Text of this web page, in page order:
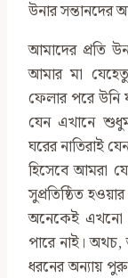
উনার সন্তানদের
আমাদের প্রতি
আমার মা
ফেলার পরে উনি
যেন এখানে
ঘরের নাতিরাই
হিসেবে আমরা
সুপ্রতিষ্ঠিত
অনেকেই এখনো
পারে নাই। অথচ,
ধরনের অন্যায়